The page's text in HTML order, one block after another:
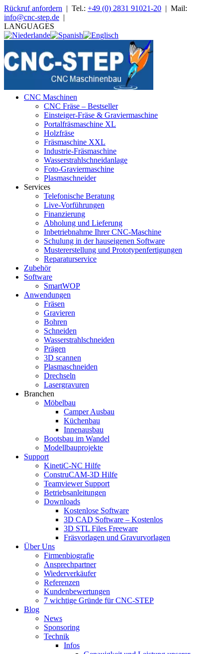
Rückruf anfordern | Tel.: +49 (0) 2831 91021-20 | Mail:
info@cnc-step.de |
LANGUAGES
CNC Maschinen
CNC Fräse – Bestseller
Einsteiger-Fräse & Graviermaschine
Portalfräsmaschine XL
Holzfräse
Fräsmaschine XXL
Industrie-Fräsmaschine
Wasserstrahlschneidanlage
Foto-Graviermaschine
Plasmaschneider
Services
Telefonische Beratung
Live-Vorführungen
Finanzierung
Abholung und Lieferung
Inbetriebnahme Ihrer CNC-Maschine
Schulung in der hauseigenen Software
Mustererstellung und Prototypenfertigungen
Reparaturservice
Zubehör
Software
SmartWOP
Anwendungen
Fräsen
Gravieren
Bohren
Schneiden
Wasserstrahlschneiden
Prägen
3D scannen
Plasmaschneiden
Drechseln
Lasergravuren
Branchen
Möbelbau
Camper Ausbau
Küchenbau
Innenausbau
Bootsbau im Wandel
Modellbauprojekte
Support
KinetiC-NC Hilfe
ConstruCAM-3D Hilfe
Teamviewer Support
Betriebsanleitungen
Downloads
Kostenlose Software
3D CAD Software – Kostenlos
3D STL Files Freeware
Fräsvorlagen und Gravurvorlagen
Über Uns
Firmenbiografie
Ansprechpartner
Wiederverkäufer
Referenzen
Kundenbewertungen
7 wichtige Gründe für CNC-STEP
Blog
News
Sponsoring
Technik
Infos